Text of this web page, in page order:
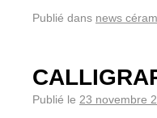
Publié dans news
Publié le 23 novembre